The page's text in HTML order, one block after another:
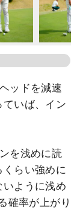
ッドを減速
いば、イン
を浅めに読
らい強めに
ように浅め
確率が上がり